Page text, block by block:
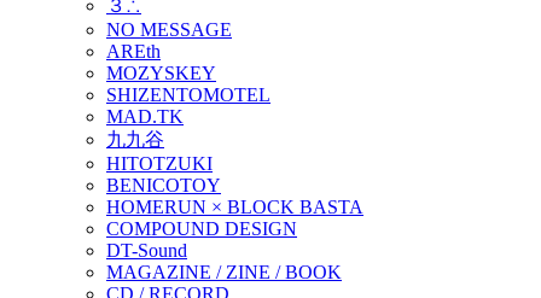
３∴
NO MESSAGE
AREth
MOZYSKEY
SHIZENTOMOTEL
MAD.TK
九九谷
HITOTZUKI
BENICOTOY
HOMERUN × BLOCK BASTA
COMPOUND DESIGN
DT-Sound
MAGAZINE / ZINE / BOOK
CD / RECORD